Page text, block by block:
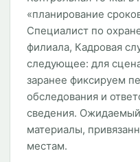
«планирование
Специалист по
филиала, Кадровая
следующее: для
заранее фиксируем
обследования и
сведения. Ожидаемый
материалы,
местам.